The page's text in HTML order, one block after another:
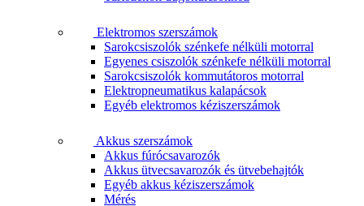
Elektromos szerszámok
Sarokcsiszolók szénkefe nélküli motorral
Egyenes csiszolók szénkefe nélküli motorral
Sarokcsiszolók kommutátoros motorral
Elektropneumatikus kalapácsok
Egyéb elektromos kéziszerszámok
Akkus szerszámok
Akkus fúrócsavarozók
Akkus ütvecsavarozók és ütvebehajtók
Egyéb akkus kéziszerszámok
Mérés